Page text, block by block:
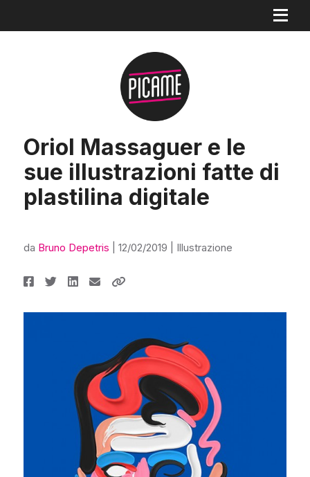
Oriol Massaguer e le
sue illustrazioni fatte di
plastilina digitale
da Bruno Depetris 12/02/2019 Illustrazione